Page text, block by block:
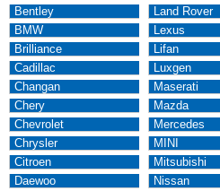
Bentley
BMW
Brilliance
Cadillac
Changan
Chery
Chevrolet
Chrysler
Citroen
Daewoo
Land Rover
Lexus
Lifan
Luxgen
Maserati
Mazda
Mercedes
MINI
Mitsubishi
Nissan